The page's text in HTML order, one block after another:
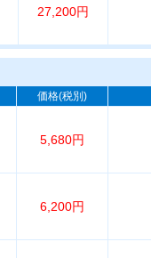
27,200円
価格(税別)
5,680円
6,200円